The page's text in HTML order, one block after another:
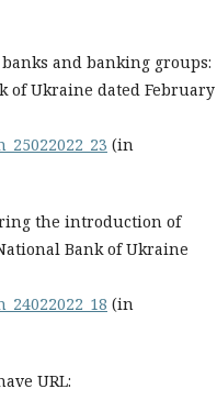
and banking groups:
of Ukraine dated February
(in
the introduction of
Bank of Ukraine
(in
URL: